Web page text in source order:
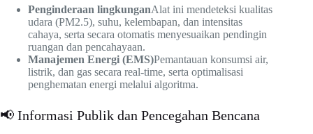
Penginderaan lingkunganAlat ini mendeteksi kualitas
udara (PM2.5), suhu, kelembapan, dan intensitas
cahaya, serta secara otomatis menyesuaikan pendingin
ruangan dan pencahayaan.
Manajemen Energi (EMS)Pemantauan konsumsi air,
listrik, dan gas secara real-time, serta optimalisasi
penghematan energi melalui algoritma.
📢 Informasi Publik dan Pencegahan Bencana